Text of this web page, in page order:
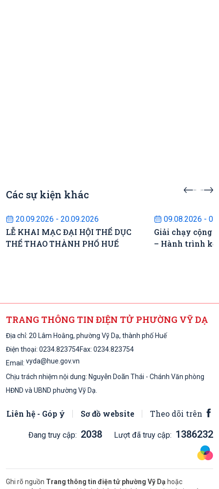
Các sự kiện khác
Sự kiện sắp diễn ra
20.09.2026 - 20.09.2026
LỄ KHAI MẠC ĐẠI HỘI THỂ DỤC
THỂ THAO THÀNH PHỐ HUẾ
09.08.2026 -
Giải chạy cộng
– Hành trình
TRANG THÔNG TIN ĐIỆN TỬ PHƯỜNG VỸ DẠ
Địa chỉ: 20 Lâm Hoằng, phường Vỹ Dạ, thành phố Huế
Điện thoại: 0234.823754Fax: 0234.823754
Email: vyda@hue.gov.vn
Chịu trách nhiệm nội dung: Nguyễn Doãn Thái - Chánh Văn phòng
HĐND và UBND phường Vỹ Dạ.
Liên hệ - Góp ý Sơ đồ website Theo dõi trên
Đang truy cập: 2038 Lượt đã truy cập: 1386232
Ghi rõ nguồn Trang thông tin điện tử phường Vỹ Dạ hoặc